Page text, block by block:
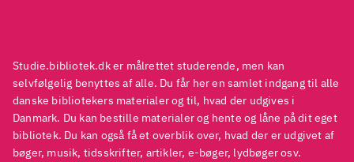
Studie.bibliotek.dk er målrettet studerende, men kan
selvfølgelig benyttes af alle. Du får her en samlet indgang til alle
danske bibliotekers materialer og til, hvad der udgives i
Danmark. Du kan bestille materialer og hente og låne på dit eget
bibliotek. Du kan også få et overblik over, hvad der er udgivet af
bøger, musik, tidsskrifter, artikler, e-bøger, lydbøger osv.